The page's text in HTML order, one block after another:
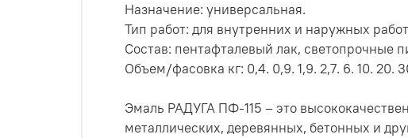
Назначение: универсальная.
Тип работ: для внутренних и наружных
Состав: пентафталевый лак, светопрочные
Объем/фасовка кг: 0,4. 0,9. 1,9. 2,7. 6. 10. 20.
Эмаль РАДУГА ПФ-115 – это
металлических, деревянных, бетонных и